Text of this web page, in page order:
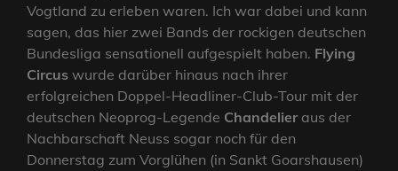
Vogtland zu erleben waren. Ich war dabei und kann
sagen, das hier zwei Bands der rockigen deutschen
Bundesliga sensationell aufgespielt haben. Flying
Circus wurde darüber hinaus nach ihrer
erfolgreichen Doppel-Headliner-Club-Tour mit der
deutschen Neoprog-Legende Chandelieraus der
Nachbarschaft Neuss sogar noch für den
Donnerstag zum Vorglühen (in Sankt Goarshausen)